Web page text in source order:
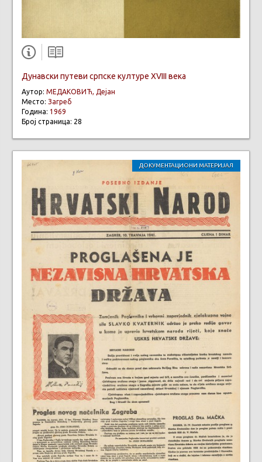
Дунавски путеви српске културе XVIII века
Аутор: МЕДАКОВИЋ, Дејан
Место: Загреб
Година: 1969
Број страница: 28
ДОКУМЕНТАЦИОНИ МАТЕРИЈАЛ